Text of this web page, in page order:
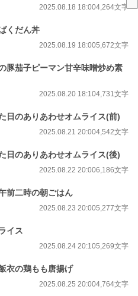
2025.08.18 18:004,264文字
くだん丼
2025.08.19 18:005,672文字
豚茄子ピーマン甘辛味噌炒め素
2025.08.20 18:104,731文字
日のありあわせオムライス(前)
2025.08.21 20:004,542文字
日のありあわせオムライス(後)
2025.08.22 20:006,186文字
前二時の朝ごはん
2025.08.23 20:005,277文字
イス
2025.08.24 20:105,269文字
衣の鶏もも唐揚げ
2025.08.25 20:004,764文字